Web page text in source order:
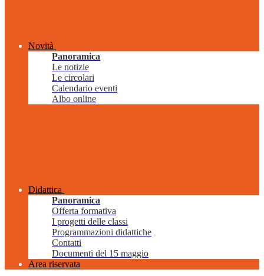
Novità
Panoramica
Le notizie
Le circolari
Calendario eventi
Albo online
Didattica
Panoramica
Offerta formativa
I progetti delle classi
Programmazioni didattiche
Contatti
Documenti del 15 maggio
Area riservata